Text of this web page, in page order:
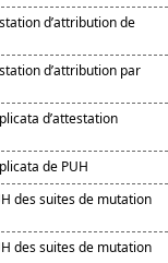
d’attribution de
d’attribution par
d’attestation
de PUH
des suites de mutation
des suites de mutation